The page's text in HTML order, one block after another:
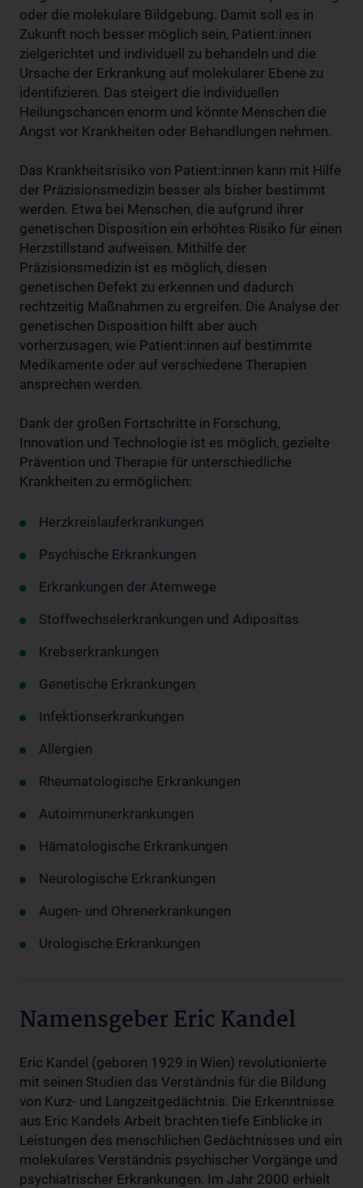
oder die molekulare Bildgebung. Damit soll es in
Zukunft noch besser möglich sein, Patient:innen
zielgerichtet und individuell zu behandeln und die
Ursache der Erkrankung auf molekularer Ebene zu
identifizieren. Das steigert die individuellen
Heilungschancen enorm und könnte Menschen die
Angst vor Krankheiten oder Behandlungen nehmen.
Das Krankheitsrisiko von Patient:innen kann mit Hilfe
der Präzisionsmedizin besser als bisher bestimmt
werden. Etwa bei Menschen, die aufgrund ihrer
genetischen Disposition ein erhöhtes Risiko für einen
Herzstillstand aufweisen. Mithilfe der
Präzisionsmedizin ist es möglich, diesen
genetischen Defekt zu erkennen und dadurch
rechtzeitig Maßnahmen zu ergreifen. Die Analyse der
genetischen Disposition hilft aber auch
vorherzusagen, wie Patient:innen auf bestimmte
Medikamente oder auf verschiedene Therapien
ansprechen werden.
Dank der großen Fortschritte in Forschung,
Innovation und Technologie ist es möglich, gezielte
Prävention und Therapie für unterschiedliche
Krankheiten zu ermöglichen:
Herzkreislauferkrankungen
Psychische Erkrankungen
Erkrankungen der Atemwege
Stoffwechselerkrankungen und Adipositas
Krebserkrankungen
Genetische Erkrankungen
Infektionserkrankungen
Allergien
Rheumatologische Erkrankungen
Autoimmunerkrankungen
Hämatologische Erkrankungen
Neurologische Erkrankungen
Augen- und Ohrenerkrankungen
Urologische Erkrankungen
Namensgeber Eric Kandel
Eric Kandel (geboren 1929 in Wien) revolutionierte
mit seinen Studien das Verständnis für die Bildung
von Kurz- und Langzeitgedächtnis. Die Erkenntnisse
aus Eric Kandels Arbeit brachten tiefe Einblicke in
Leistungen des menschlichen Gedächtnisses und ein
molekulares Verständnis psychischer Vorgänge und
psychiatrischer Erkrankungen. Im Jahr 2000 erhielt